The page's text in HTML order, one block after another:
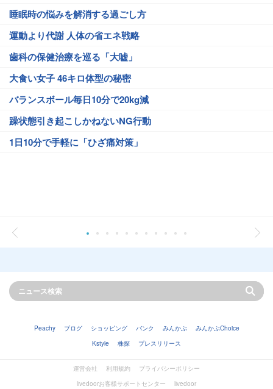
睡眠時の悩みを解消する過ごし方
運動より代謝 人体の省エネ戦略
歯科の保健治療を巡る「大嘘」
大食い女子 46キロ体型の秘密
バランスボール毎日10分で20kg減
躁状態引き起こしかねないNG行動
1日10分で手軽に「ひざ痛対策」
Peachy ブログ ショッピング バンク みんかぶ
みんかぶChoice
Kstyle
株探 プレスリリース
運営会社 利用規約
プライバシーポリシー
livedoorお客様サポートセンター
livedoor